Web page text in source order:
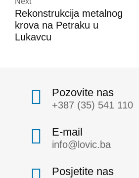
Rekonstrukcija metalnog
krova na Petraku u
Lukavcu
Pozovite nas
+387 (35) 541 110
E-mail
info@lovic.ba
Posjetite nas